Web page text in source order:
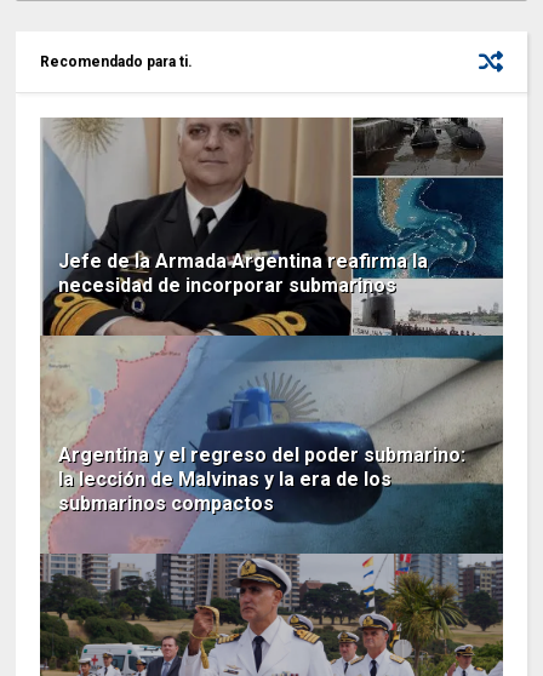
Recomendado para ti.
Jefe de la Armada Argentina reafirma la
necesidad de incorporar submarinos
Argentina y el regreso del poder submarino:
la lección de Malvinas y la era de los
submarinos compactos